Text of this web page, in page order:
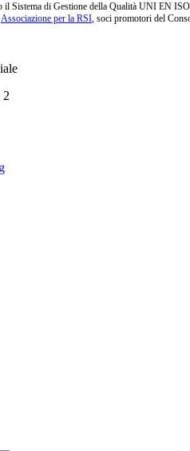
il Sistema di Gestione della Qualità UNI EN
Associazione per la RSI, soci promotori del
2